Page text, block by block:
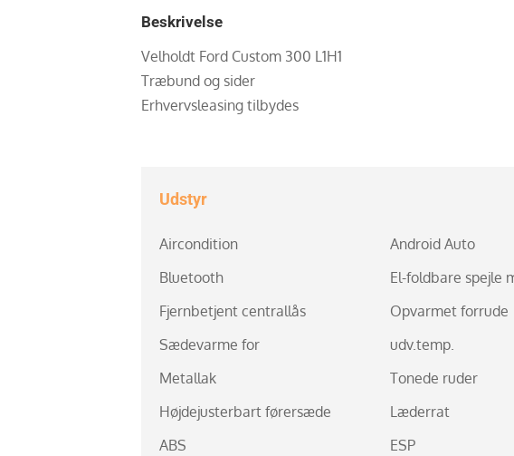
Beskrivelse
Velholdt Ford Custom 300 L1H1
Træbund og sider
Erhvervsleasing tilbydes
Udstyr
Aircondition Android Auto
Bluetooth
El-foldbare spejle
Fjernbetjent centrallås
Opvarmet forrude
Sædevarme for
udv.temp.
Metallak
Tonede ruder
Højdejusterbart førersæde
Læderrat
ABS
ESP